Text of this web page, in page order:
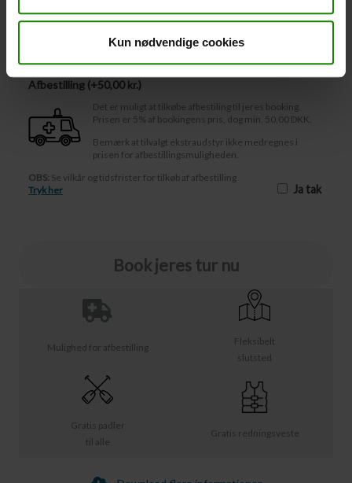
Kun nødvendige cookies
Gratis redningsveste
Gratis padler
til alle
Fleksibelt
slutsted
Mulighed for afbestilling
Afbestilling
Afbestilling ( 50,00 kr.)
Det er muligt at tilkøbe afbestiling til jeres booking.
Prisen er 5% af bookingens pris, dog min. 50,00 DKK.
Bemærk at tilvalgt ekstraudstyr ikke medregnes i
prisen for afbestillingsmuligheden.
OBS: Se vilkår og tidsfrister for tilkøb af afbestilling
Tryk her
Ja tak
Book jeres tur nu